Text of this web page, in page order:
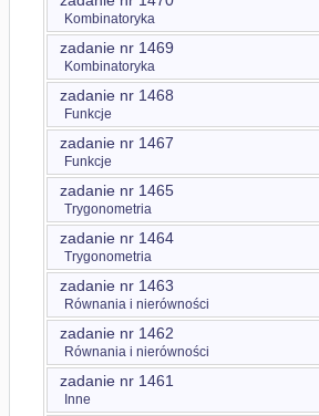
Kombinatoryka
zadanie nr 1469
Kombinatoryka
zadanie nr 1468
Funkcje
zadanie nr 1467
Funkcje
zadanie nr 1465
Trygonometria
zadanie nr 1464
Trygonometria
zadanie nr 1463
Równania i nierówności
zadanie nr 1462
Równania i nierówności
zadanie nr 1461
Inne